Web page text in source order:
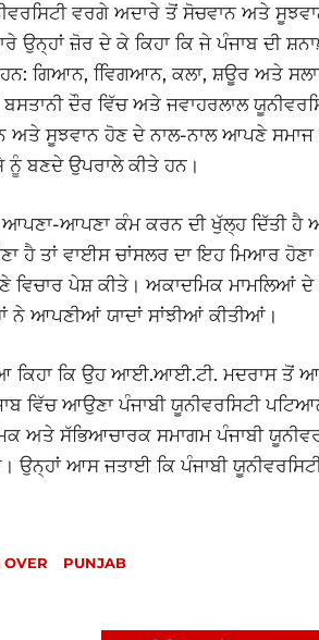
ਵਰਗੇ ਅਦਾਰੇ ਤੋਂ ਸੋਚਵਾਨ ਅਤੇ
ਉਨ੍ਹਾਂ ਜ਼ੋਰ ਦੇ ਕੇ ਕਿਹਾ ਕਿ ਜੇ ਪੰਜਾਬ ਦੀ
ਗਿਆਨ, ਵਿਿਗਆਨ, ਕਲਾ, ਸ਼ਊਰ ਅਤੇ
ਦੌਰ ਵਿੱਚ ਅਤੇ ਜਵਾਹਰਲਾਲ
ਅਤੇ ਸੂਝਵਾਨ ਹੋਣ ਦੇ ਨਾਲ-ਨਾਲ ਆਪਣੇ
ਨੂੰ ਬਣਦੇ ਉਪਰਾਲੇ ਕੀਤੇ ਹਨ।
ਆਪਣਾ ਕੰਮ ਕਰਨ ਦੀ ਖੁੱਲ੍ਹ ਦਿੱਤੀ ਹੈ
ਹੈ ਤਾਂ ਵਾਈਸ ਚਾਂਸਲਰ ਦਾ ਇਹ ਮਿਆਰ ਹੋਣਾ
ਪੇਸ਼ ਕੀਤੇ। ਅਕਾਦਮਿਕ ਮਾਮਲਿਆਂ ਦੇ
ਆਪਣੀਆਂ ਯਾਦਾਂ ਸਾਂਝੀਆਂ ਕੀਤੀਆਂ।
ਕਿਹਾ ਕਿ ਉਹ ਆਈ.ਆਈ.ਟੀ. ਮਦਰਾਸ ਤੋਂ
ਵਿੱਚ ਆਉਣਾ ਪੰਜਾਬੀ ਯੂਨੀਵਰਸਿਟੀ
ਸੱਭਿਆਚਾਰਕ ਸਮਾਗਮ ਪੰਜਾਬੀ
ਉਨ੍ਹਾਂ ਆਸ ਜਤਾਈ ਕਿ ਪੰਜਾਬੀ
OVER PUNJAB